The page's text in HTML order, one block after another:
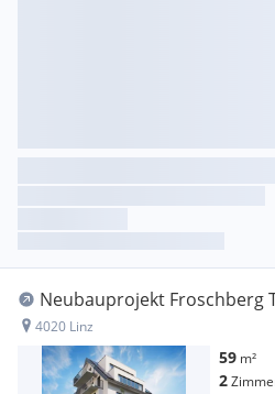
Neubauprojekt Froschberg
4020 Linz
59 m²
2